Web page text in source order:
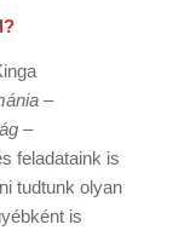
–
–
feladataink is
tudtunk olyan
is